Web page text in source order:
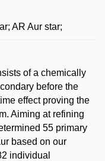
AR Aur star;
of a chemically
before the
effect proving the
Aiming at refining
55 primary
based on our
individual